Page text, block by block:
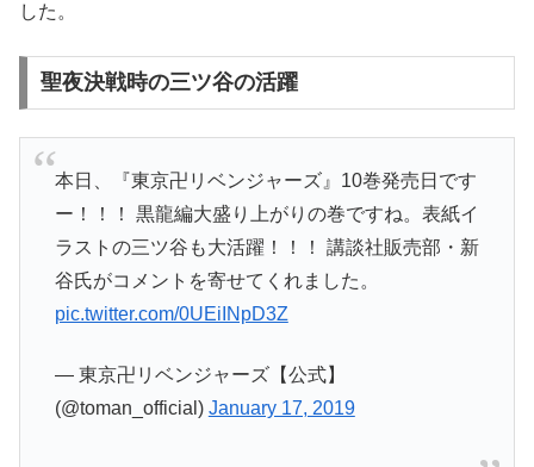
した。
聖夜決戦時の三ツ谷の活躍
本日、『東京卍リベンジャーズ』10巻発売日です
ー！！！ 黒龍編大盛り上がりの巻ですね。表紙イ
ラストの三ツ谷も大活躍！！！ 講談社販売部・新
谷氏がコメントを寄せてくれました。
pic.twitter.com/0UEiINpD3Z
— 東京卍リベンジャーズ【公式】
(@toman_official) January 17, 2019